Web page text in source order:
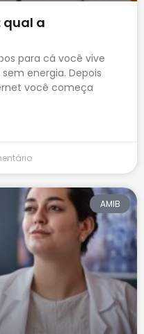
qual a
para cá você vive
energia. Depois
você começa
AMIB